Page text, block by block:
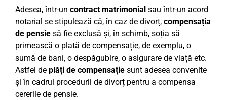
Adesea, într-un contract matrimonial sau într-un acord
notarial se stipulează că, în caz de divorț, compensația
de pensie să fie exclusă și, în schimb, soția să
primească o plată de compensație, de exemplu, o
sumă de bani, o despăgubire, o asigurare de viață etc.
Astfel de plăți de compensație sunt adesea convenite
și în cadrul procedurii de divorț pentru a compensa
cererile de pensie.